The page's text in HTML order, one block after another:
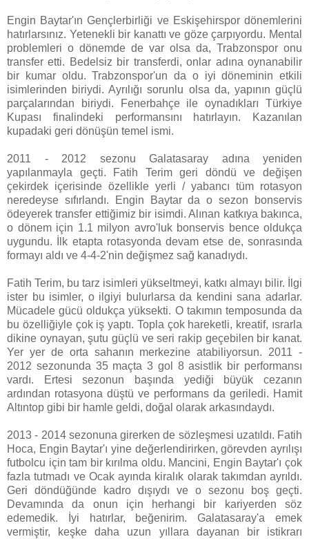
Engin Baytar'ın Gençlerbirliği ve Eskişehirspor dönemlerini
hatırlarsınız. Yetenekli bir kanattı ve göze çarpıyordu. Mental
problemleri o dönemde de var olsa da, Trabzonspor onu
transfer etti. Bedelsiz bir transferdi, onlar adına oynanabilir
bir kumar oldu. Trabzonspor'un da o iyi döneminin etkili
isimlerinden biriydi. Ayrılığı sorunlu olsa da, yapının güçlü
parçalarından biriydi. Fenerbahçe ile oynadıkları Türkiye
Kupası finalindeki performansını hatırlayın. Kazanılan
kupadaki geri dönüşün temel ismi.
2011 - 2012 sezonu Galatasaray adına yeniden
yapılanmayla geçti. Fatih Terim geri döndü ve değişen
çekirdek içerisinde özellikle yerli / yabancı tüm rotasyon
neredeyse sıfırlandı. Engin Baytar da o sezon bonservis
ödeyerek transfer ettiğimiz bir isimdi. Alınan katkıya bakınca,
o dönem için 1.1 milyon avro'luk bonservis bence oldukça
uygundu. İlk etapta rotasyonda devam etse de, sonrasında
formayı aldı ve 4-4-2'nin değişmez sağ kanadıydı.
Fatih Terim, bu tarz isimleri yükseltmeyi, katkı almayı bilir. İlgi
ister bu isimler, o ilgiyi bulurlarsa da kendini sana adarlar.
Mücadele gücü oldukça yüksekti. O takımın temposunda da
bu özelliğiyle çok iş yaptı. Topla çok hareketli, kreatif, ısrarla
dikine oynayan, şutu güçlü ve seri rakip geçebilen bir kanat.
Yer yer de orta sahanın merkezine atabiliyorsun. 2011 -
2012 sezonunda 35 maçta 3 gol 8 asistlik bir performansı
vardı. Ertesi sezonun başında yediği büyük cezanın
ardından rotasyona düştü ve performans da geriledi. Hamit
Altıntop gibi bir hamle geldi, doğal olarak arkasındaydı.
2013 - 2014 sezonuna girerken de sözleşmesi uzatıldı. Fatih
Hoca, Engin Baytar'ı yine değerlendirirken, görevden ayrılışı
futbolcu için tam bir kırılma oldu. Mancini, Engin Baytar'ı çok
fazla tutmadı ve Ocak ayında kiralık olarak takımdan ayrıldı.
Geri döndüğünde kadro dışıydı ve o sezonu boş geçti.
Devamında da onun için herhangi bir kariyerden söz
edemedik. İyi hatırlar, beğenirim. Galatasaray'a emek
vermiştir, keşke daha uzun yıllara dayanan bir istikrarı